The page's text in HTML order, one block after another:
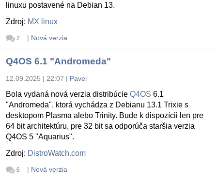
linuxu postavené na Debian 13.
Zdroj: MX linux
2 | Nová verzia
Q4OS 6.1 "Andromeda"
12.09.2025 | 22:07 | Pavel
Bola vydaná nová verzia distribúcie Q4OS 6.1
"Andromeda", ktorá vychádza z Debianu 13.1 Trixie s
desktopom Plasma alebo Trinity. Bude k dispozícii len pre
64 bit architektúru, pre 32 bit sa odporúča staršia verzia
Q4OS 5 "Aquarius".
Zdroj: DistroWatch.com
6 | Nová verzia